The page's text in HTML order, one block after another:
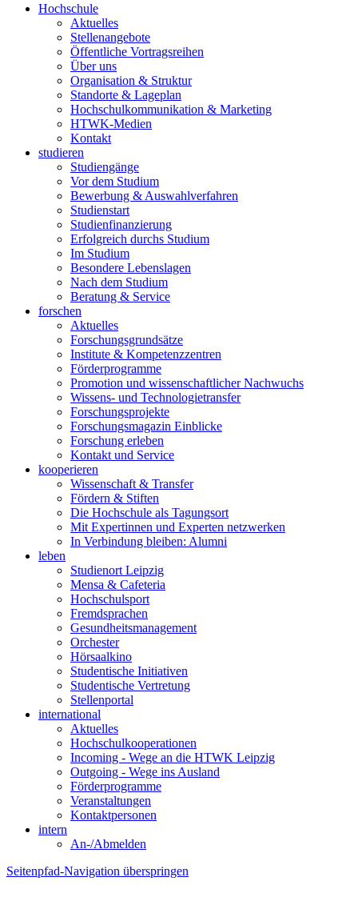
Hochschule
Aktuelles
Stellenangebote
Öffentliche Vortragsreihen
Über uns
Organisation & Struktur
Standorte & Lageplan
Hochschulkommunikation & Marketing
HTWK-Medien
Kontakt
studieren
Studiengänge
Vor dem Studium
Bewerbung & Auswahlverfahren
Studienstart
Studienfinanzierung
Erfolgreich durchs Studium
Im Studium
Besondere Lebenslagen
Nach dem Studium
Beratung & Service
forschen
Aktuelles
Forschungsgrundsätze
Institute & Kompetenzzentren
Förderprogramme
Promotion und wissenschaftlicher Nachwuchs
Wissens- und Technologietransfer
Forschungsprojekte
Forschungsmagazin Einblicke
Forschung erleben
Kontakt und Service
kooperieren
Wissenschaft & Transfer
Fördern & Stiften
Die Hochschule als Tagungsort
Mit Expertinnen und Experten netzwerken
In Verbindung bleiben: Alumni
leben
Studienort Leipzig
Mensa & Cafeteria
Hochschulsport
Fremdsprachen
Gesundheitsmanagement
Orchester
Hörsaalkino
Studentische Initiativen
Studentische Vertretung
Stellenportal
international
Aktuelles
Hochschulkooperationen
Incoming - Wege an die HTWK Leipzig
Outgoing - Wege ins Ausland
Förderprogramme
Veranstaltungen
Kontaktpersonen
intern
An-/Abmelden
Seitenpfad-Navigation überspringen